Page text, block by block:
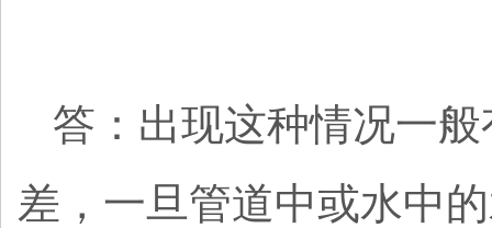
答：出现这种情况一
差，一旦管道中或水中